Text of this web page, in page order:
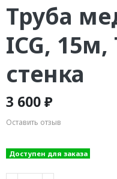
Труба
ICG, 15м,
стенка
3 600 ₽
Оставить отзыв
Доступен для заказа